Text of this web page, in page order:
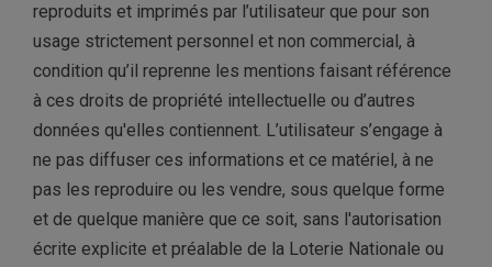
reproduits et imprimés par l’utilisateur que pour son
usage strictement personnel et non commercial, à
condition qu’il reprenne les mentions faisant référence
à ces droits de propriété intellectuelle ou d’autres
données qu'elles contiennent. L’utilisateur s’engage à
ne pas diffuser ces informations et ce matériel, à ne
pas les reproduire ou les vendre, sous quelque forme
et de quelque manière que ce soit, sans l'autorisation
écrite explicite et préalable de la Loterie Nationale ou